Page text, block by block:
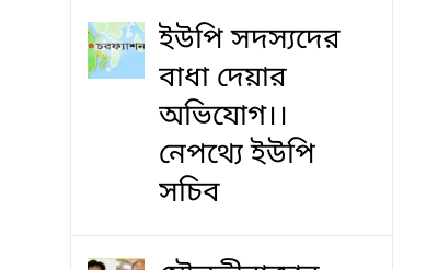
ইউপি সদস্যদের
বাধা দেয়ার
অভিযোগ।।
নেপথ্যে ইউপি
সচিব